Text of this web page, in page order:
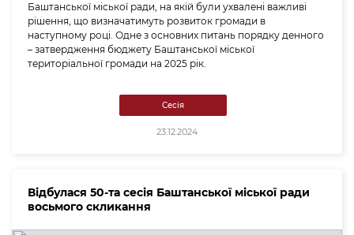
Баштанської міської ради, на якій були ухвалені важливі
рішення, що визначатимуть розвиток громади в
наступному році. Одне з основних питань порядку денного
– затвердження бюджету Баштанської міської
територіальної громади на 2025 рік.
Сесія
23.12.2024
Відбулася 50-та сесія Баштанської міської ради
восьмого скликання